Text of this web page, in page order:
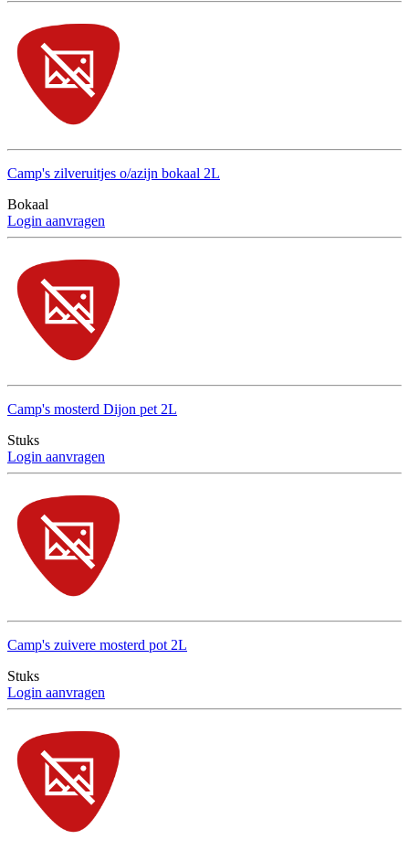
Camp's zilveruitjes o/azijn bokaal 2L
Bokaal
Login aanvragen
Camp's mosterd Dijon pet 2L
Stuks
Login aanvragen
Camp's zuivere mosterd pot 2L
Stuks
Login aanvragen